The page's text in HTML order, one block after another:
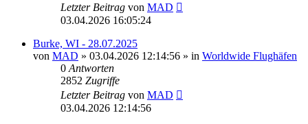
Letzter Beitrag von MAD
03.04.2026 16:05:24
Burke, WI - 28.07.2025
von MAD » 03.04.2026 12:14:56 » in Worldwide Flughäfen
0 Antworten
2852 Zugriffe
Letzter Beitrag von MAD
03.04.2026 12:14:56